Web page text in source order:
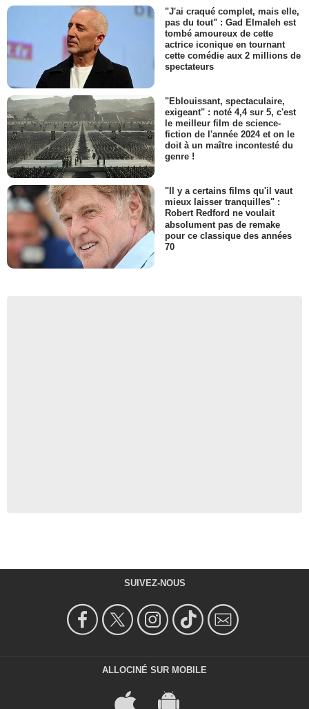
"J'ai craqué complet, mais elle,
pas du tout" : Gad Elmaleh est
tombé amoureux de cette
actrice iconique en tournant
cette comédie aux 2 millions de
spectateurs
"Eblouissant, spectaculaire,
exigeant" : noté 4,4 sur 5, c'est
le meilleur film de science-
fiction de l'année 2024 et on le
doit à un maître incontesté du
genre !
"Il y a certains films qu'il vaut
mieux laisser tranquilles" :
Robert Redford ne voulait
absolument pas de remake
pour ce classique des années
70
SUIVEZ-NOUS
ALLOCINÉ SUR MOBILE